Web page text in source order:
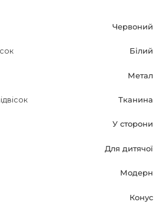
цей світильник за найкращою
AnzAzo. Доставка по всійЧервоний
Білий
Метал
Тканина
У сторони
Для дитячої
Модерн
Конус